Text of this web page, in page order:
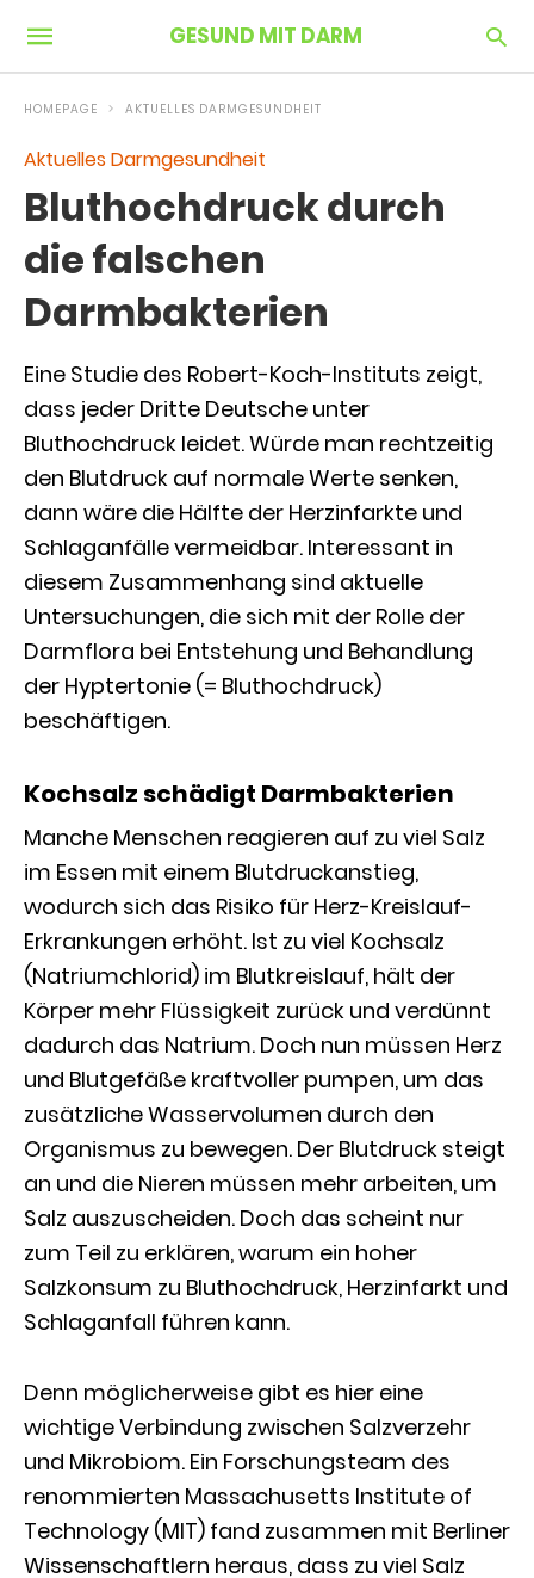
GESUND MIT DARM
HOMEPAGE AKTUELLES DARMGESUNDHEIT
Aktuelles Darmgesundheit
Bluthochdruck durch
die falschen
Darmbakterien
Eine Studie des Robert-Koch-Instituts zeigt,
dass jeder Dritte Deutsche unter
Bluthochdruck leidet. Würde man rechtzeitig
den Blutdruck auf normale Werte senken,
dann wäre die Hälfte der Herzinfarkte und
Schlaganfälle vermeidbar. Interessant in
diesem Zusammenhang sind aktuelle
Untersuchungen, die sich mit der Rolle der
Darmflora bei Entstehung und Behandlung
der Hyptertonie (= Bluthochdruck)
beschäftigen.
Kochsalz schädigt Darmbakterien
Manche Menschen reagieren auf zu viel Salz
im Essen mit einem Blutdruckanstieg,
wodurch sich das Risiko für Herz-Kreislauf-
Erkrankungen erhöht. Ist zu viel Kochsalz
(Natriumchlorid) im Blutkreislauf, hält der
Körper mehr Flüssigkeit zurück und verdünnt
dadurch das Natrium. Doch nun müssen Herz
und Blutgefäße kraftvoller pumpen, um das
zusätzliche Wasservolumen durch den
Organismus zu bewegen. Der Blutdruck steigt
an und die Nieren müssen mehr arbeiten, um
Salz auszuscheiden. Doch das scheint nur
zum Teil zu erklären, warum ein hoher
Salzkonsum zu Bluthochdruck, Herzinfarkt und
Schlaganfall führen kann.
Denn möglicherweise gibt es hier eine
wichtige Verbindung zwischen Salzverzehr
und Mikrobiom. Ein Forschungsteam des
renommierten Massachusetts Institute of
Technology (MIT) fand zusammen mit Berliner
Wissenschaftlern heraus, dass zu viel Salz